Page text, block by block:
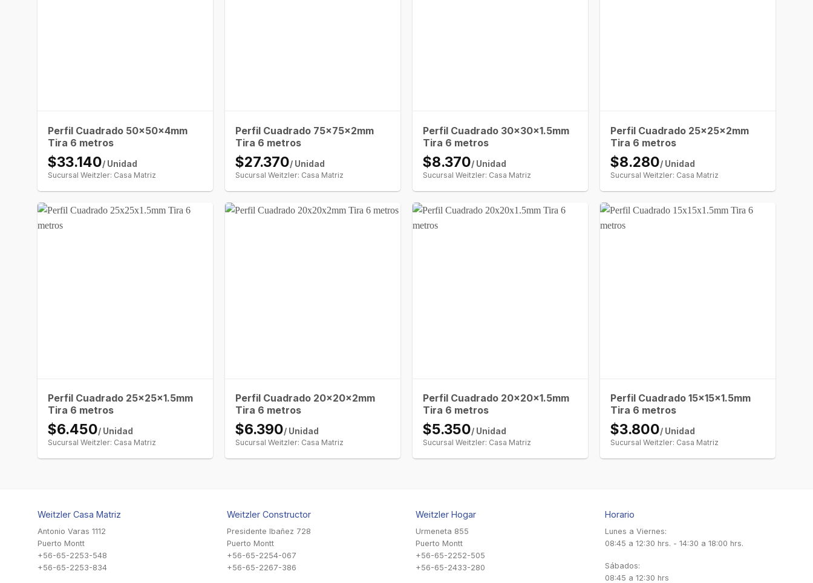
Perfil Cuadrado 50x50x4mm
Tira 6 metros
$33.140/ Unidad
Sucursal Weitzler: Casa Matriz
Perfil Cuadrado 75x75x2mm
Tira 6 metros
$27.370/ Unidad
Sucursal Weitzler: Casa Matriz
Perfil Cuadrado 30x30x1.5mm
Tira 6 metros
$8.370/ Unidad
Sucursal Weitzler: Casa Matriz
Perfil Cuadrado 25x25x2mm
Tira 6 metros
$8.280/ Unidad
Sucursal Weitzler: Casa Matriz
Perfil Cuadrado 25x25x1.5mm
Tira 6 metros
$6.450/ Unidad
Sucursal Weitzler: Casa Matriz
Perfil Cuadrado 20x20x2mm
Tira 6 metros
$6.390/ Unidad
Sucursal Weitzler: Casa Matriz
Perfil Cuadrado 20x20x1.5mm
Tira 6 metros
$5.350/ Unidad
Sucursal Weitzler: Casa Matriz
Perfil Cuadrado 15x15x1.5mm
Tira 6 metros
$3.800/ Unidad
Sucursal Weitzler: Casa Matriz
Weitzler Casa Matriz
Antonio Varas 1112
Puerto Montt
+56-65-2253-548
+56-65-2253-834
Weitzler Constructor
Presidente Ibañez 728
Puerto Montt
+56-65-2254-067
+56-65-2267-386
Weitzler Hogar
Urmeneta 855
Puerto Montt
+56-65-2252-505
+56-65-2433-280
Horario
Lunes a Viernes:
08:45 a 12:30 hrs. - 14:30 a 18:00 hrs.
Sábados:
08:45 a 12:30 hrs